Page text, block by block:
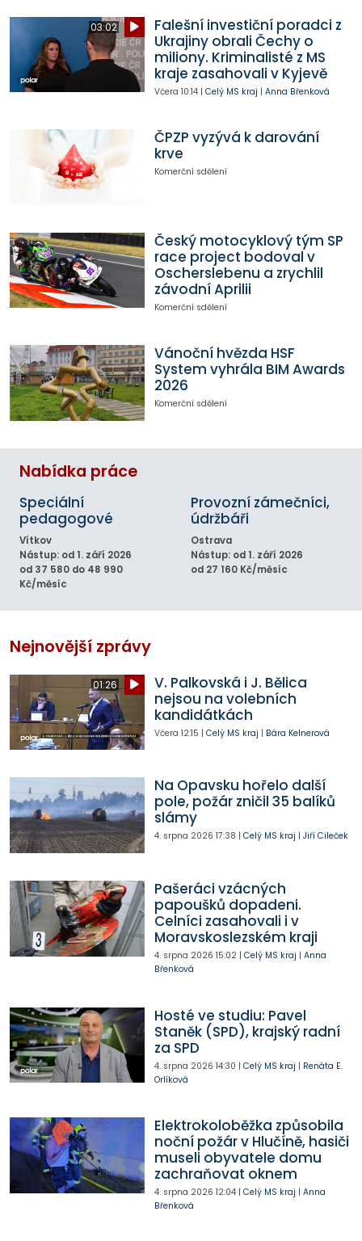
03:02
Falešní investiční poradci z
Ukrajiny obrali Čechy o
miliony. Kriminalisté z MS
kraje zasahovali v Kyjevě
Včera 10:14| Celý MS kraj | Anna Břenková
ČPZP vyzývá k darování
krve
Komerční sdělení
Český motocyklový tým SP
race project bodoval v
Oscherslebenu a zrychlil
závodní Aprilii
Komerční sdělení
Vánoční hvězda HSF
System vyhrála BIM Awards
2026
Komerční sdělení
Nabídka práce
Speciální
pedagogové
Vítkov
Nástup: od 1. září 2026
od 37 580 do 48 990
Kč/měsíc
Provozní zámečníci,
údržbáři
Ostrava
Nástup: od 1. září 2026
od 27 160 Kč/měsíc
Nejnovější zprávy
01:26
V. Palkovská i J. Bělica
nejsou na volebních
kandidátkách
Včera 12:15 | Celý MS kraj | Bára Kelnerová
Na Opavsku hořelo další
pole, požár zničil 35 balíků
slámy
4. srpna 2026 17:38 | Celý MS kraj | Jiří Cileček
Pašeráci vzácných
papoušků dopadeni.
Celníci zasahovali i v
Moravskoslezském kraji
4. srpna 2026 15:02| Celý MS kraj | Anna
Břenková
Hosté ve studiu: Pavel
Staněk (SPD), krajský radní
za SPD
4. srpna 2026 14:30 | Celý MS kraj | Renáta E.
Orlíková
Elektrokoloběžka způsobila
noční požár v Hlučíně, hasiči
museli obyvatele domu
zachraňovat oknem
4. srpna 2026 12:04| Celý MS kraj | Anna
Břenková